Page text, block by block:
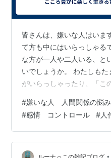
皆さんは、嫌いな人はいま
て方も中にはいらっしゃる
な方が一人や二人いる、と
いでしょうか。 わたしも
がいらっしゃったり、「こ
の人嫌だな」「嫌いだわ」
り合いやクライアントさん
で、いい方だと、人を「嫌
か、そう思うのは失礼だと
#嫌いな人 人間関係の悩み
#感情 コントロール #人
•